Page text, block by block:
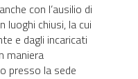
con l’ausilio di
luoghi chiusi, la cui
e dagli incaricati
maniera
presso la sede